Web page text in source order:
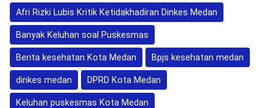
Afri Rizki Lubis Kritik Ketidakhadiran Dinkes Medan
Banyak Keluhan soal Puskesmas
Berita kesehatan Kota Medan Bpjs kesehatan medan
dinkes medan DPRD Kota Medan
Keluhan puskesmas Kota Medan